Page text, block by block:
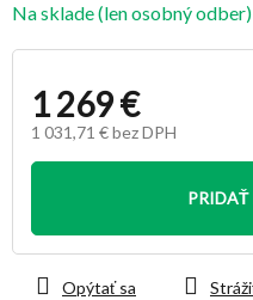
Na sklade (len osobný odber)
1 269 €
1 031,71 € bez DPH
Jednotková
Opýtať sa